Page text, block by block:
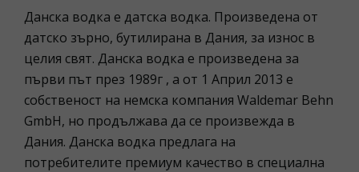
Данска водка е датска водка. Произведена от
датско зърно, бутилирана в Дания, за износ в
целия свят. Данска водка е произведена за
първи път през 1989г , а от 1 Април 2013 е
собственост на немска компания Waldemar Behn
GmbH, но продължава да се произвежда в
Дания. Данска водка предлага на
потребителите премиум качество в специална